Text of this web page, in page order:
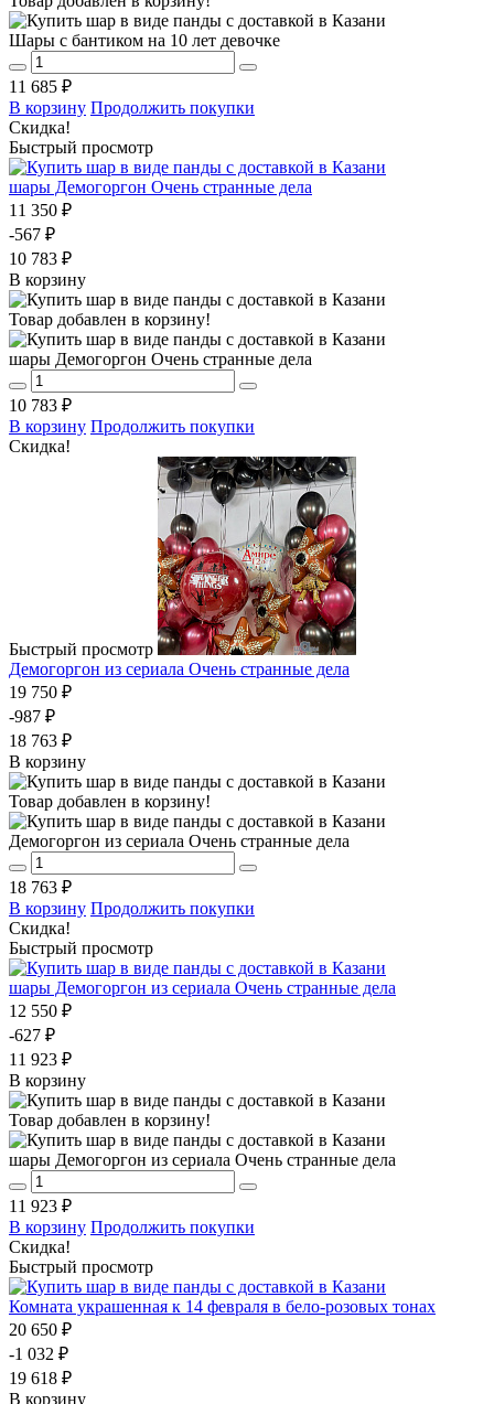
Шары с бантиком на 10 лет девочке
11 685 ₽
В корзину Продолжить покупки
Скидка!
Быстрый просмотр
шары Демогоргон Очень странные дела
11 350 ₽
-567 ₽
10 783 ₽
В корзину
Товар добавлен в корзину!
шары Демогоргон Очень странные дела
10 783 ₽
В корзину Продолжить покупки
Скидка!
Быстрый просмотр
Демогоргон из сериала Очень странные дела
19 750 ₽
-987 ₽
18 763 ₽
В корзину
Товар добавлен в корзину!
Демогоргон из сериала Очень странные дела
18 763 ₽
В корзину Продолжить покупки
Скидка!
Быстрый просмотр
шары Демогоргон из сериала Очень странные дела
12 550 ₽
-627 ₽
11 923 ₽
В корзину
Товар добавлен в корзину!
шары Демогоргон из сериала Очень странные дела
11 923 ₽
В корзину Продолжить покупки
Скидка!
Быстрый просмотр
Комната украшенная к 14 февраля в бело-розовых тонах
20 650 ₽
-1 032 ₽
19 618 ₽
В корзину